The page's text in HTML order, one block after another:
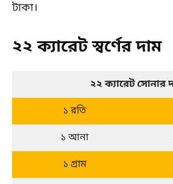
টাকা।
২২ ক্যারেট স্বর্ণের দাম
২২ ক্যারেট সোনার
১ রতি
১ আনা
১ গ্রাম